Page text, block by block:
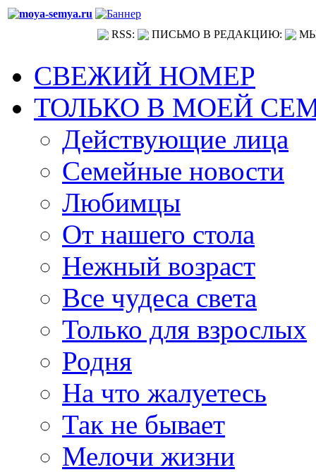
RSS: ПИСЬМО В РЕДАКЦИЮ:
СВЕЖИЙ НОМЕР
ТОЛЬКО В МОЕЙ
Действующие лица
Семейные новости
Любимцы
От нашего стола
Нежный возраст
Все чудеса света
Только для взрослых
Родня
На что жалуетесь
Так не бывает
Мелочи жизни